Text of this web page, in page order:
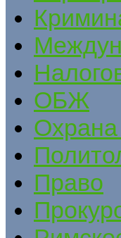
ОБЖ
Охрана
Право